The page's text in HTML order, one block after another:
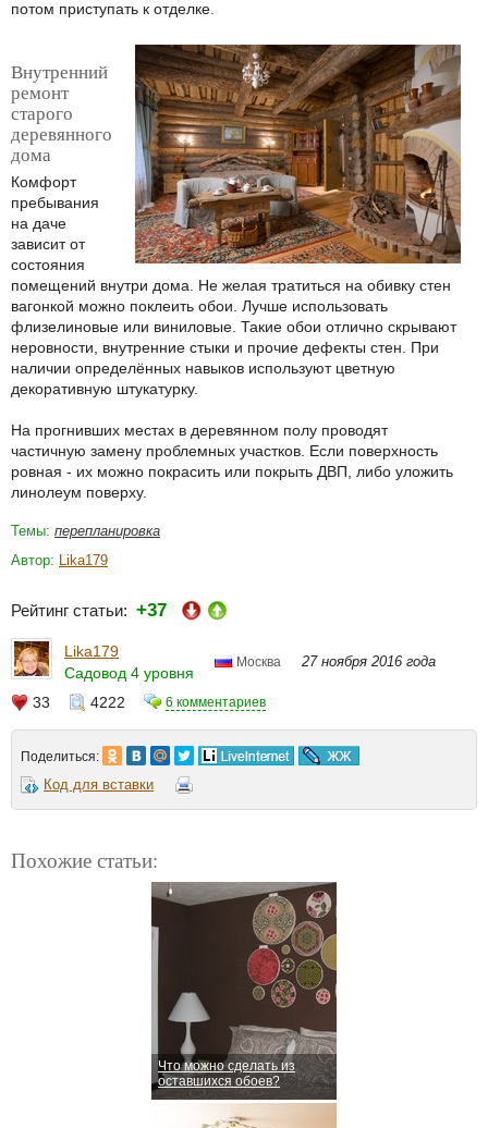
потом приступать к отделке.
Внутренний
ремонт
старого
деревянного
дома
Комфорт
пребывания
на даче
зависит от
состояния
помещений внутри дома. Не желая тратиться на обивку стен
вагонкой можно поклеить обои. Лучше использовать
флизелиновые или виниловые. Такие обои отлично скрывают
неровности, внутренние стыки и прочие дефекты стен. При
наличии определённых навыков используют цветную
декоративную штукатурку.
На прогнивших местах в деревянном полу проводят
частичную замену проблемных участков. Если поверхность
ровная - их можно покрасить или покрыть ДВП, либо уложить
линолеум поверху.
Темы: перепланировка
Автор: Lika179
Рейтинг статьи: +37
Lika179
Садовод 4 уровня
Москва 27 ноября 2016 года
33 4222 6 комментариев
Поделиться:
Код для вставки
Похожие статьи:
Что можно сделать из
оставшихся обоев?